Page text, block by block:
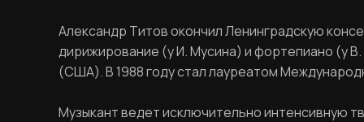
Александр Титов окончил Ленинградскую
дирижирование (у И. Мусина) и фортепиано (у
(CША). В 1988 году стал лауреатом
Музыкант ведет исключительно интенсивную